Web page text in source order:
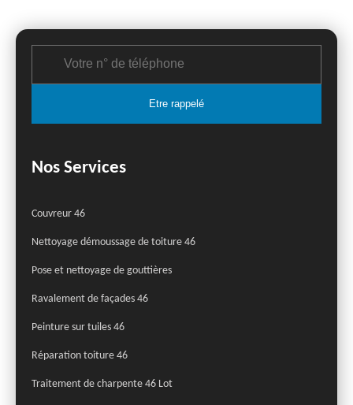
Nos Services
Couvreur 46
Nettoyage démoussage de toiture 46
Pose et nettoyage de gouttières
Ravalement de façades 46
Peinture sur tuiles 46
Réparation toiture 46
Traitement de charpente 46 Lot